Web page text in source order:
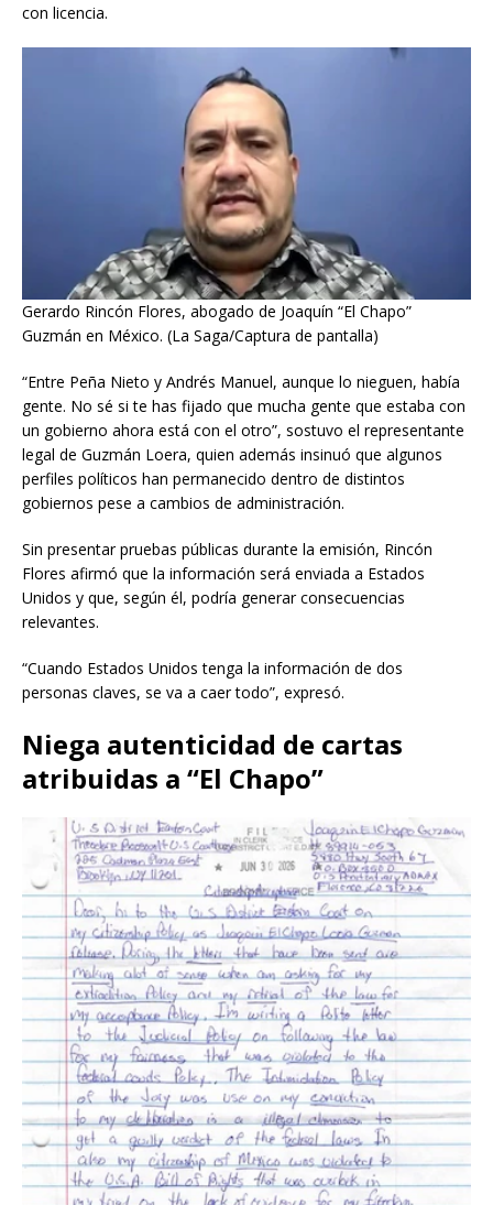
con licencia.
Gerardo Rincón Flores, abogado de Joaquín “El Chapo”
Guzmán en México. (La Saga/Captura de pantalla)
“Entre Peña Nieto y Andrés Manuel, aunque lo nieguen, había
gente. No sé si te has fijado que mucha gente que estaba con
un gobierno ahora está con el otro”, sostuvo el representante
legal de Guzmán Loera, quien además insinuó que algunos
perfiles políticos han permanecido dentro de distintos
gobiernos pese a cambios de administración.
Sin presentar pruebas públicas durante la emisión, Rincón
Flores afirmó que la información será enviada a Estados
Unidos y que, según él, podría generar consecuencias
relevantes.
“Cuando Estados Unidos tenga la información de dos
personas claves, se va a caer todo”, expresó.
Niega autenticidad de cartas
atribuidas a “El Chapo”